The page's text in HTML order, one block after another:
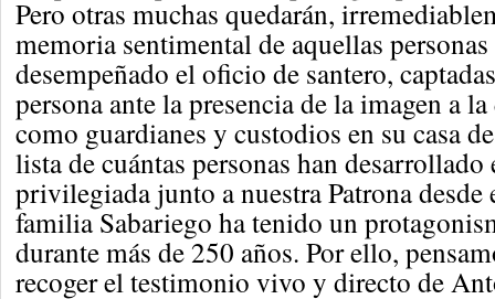
Pero otras muchas quedarán,
memoria sentimental de aquellas
desempeñado el oficio de santero,
persona ante la presencia de la imagen a
como guardianes y custodios en su casa
lista de cuántas personas han desarrollado
privilegiada junto a nuestra Patrona
familia Sabariego ha tenido un
durante más de 250 años. Por ello,
recoger el testimonio vivo y directo de